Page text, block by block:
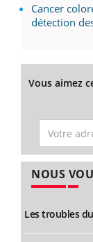
Cancer
détection
Vous aimez
NOUS
Les troubles